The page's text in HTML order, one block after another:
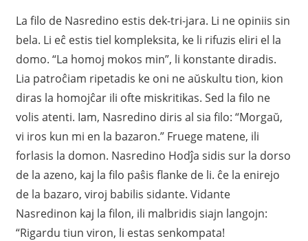
La filo de Nasredino estis dek-tri-jara. Li ne opiniis sin
bela. Li eĉ estis tiel kompleksita, ke li rifuzis eliri el la
domo. “La homoj mokos min”, li konstante diradis.
Lia patroĉiam ripetadis ke oni ne aŭskultu tion, kion
diras la homojĉar ili ofte miskritikas. Sed la filo ne
volis atenti. Iam, Nasredino diris al sia filo: “Morgaŭ,
vi iros kun mi en la bazaron.” Fruege matene, ili
forlasis la domon. Nasredino Hodĵa sidis sur la dorso
de la azeno, kaj la filo paŝis flanke de li. ĉe la enirejo
de la bazaro, viroj babilis sidante. Vidante
Nasredinon kaj la filon, ili malbridis siajn langojn:
“Rigardu tiun viron, li estas senkompata!